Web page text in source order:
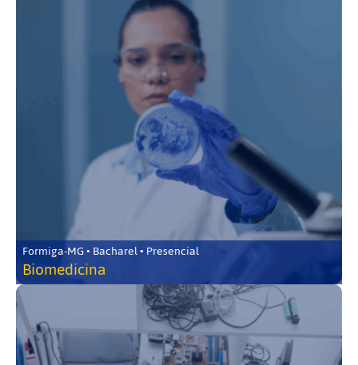
Formiga-MG • Bacharel • Presencial
Biomedicina